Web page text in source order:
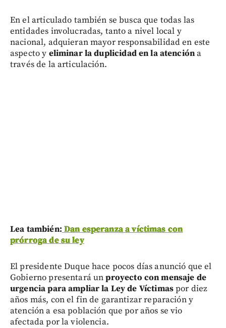
En el articulado también se busca que todas las
entidades involucradas, tanto a nivel local y
nacional, adquieran mayor responsabilidad en este
aspecto y eliminar la duplicidad en la atencióna
través de la articulación.
Lea también: Dan esperanza a víctimas con
prórroga de su ley
El presidente Duque hace pocos días anunció que el
Gobierno presentará unproyecto con mensaje de
urgencia para ampliar la Ley de Víctimaspor diez
años más, con el fin de garantizar reparación y
atención a esa población que por años se vio
afectada por la violencia.